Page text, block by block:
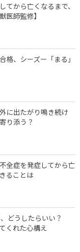
から亡くなるまで、
医師監修】
格、シーズー「まる」
に出たがり鳴き続け
り添う？
全症を発症してから亡
ることは
どうしたらいい？
くれた心構え